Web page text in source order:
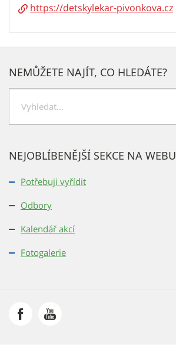
https://detskylekar-pivonkova.cz
NEJOBLÍBENĚJŠÍ SEKCE NA WEBU
Potřebuji vyřídit
Odbory
Kalendář akcí
Fotogalerie
NEMŮŽETE NAJÍT, CO HLEDÁTE?
e